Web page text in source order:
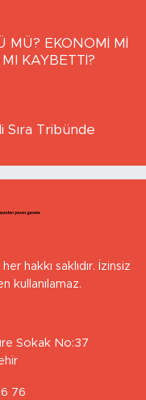
MÜ? EKONOMİ Mİ
KAYBETTİ?
Sıra Tribünde
hakkı saklıdır. İzinsiz
kullanılamaz.
Sokak No:37
76